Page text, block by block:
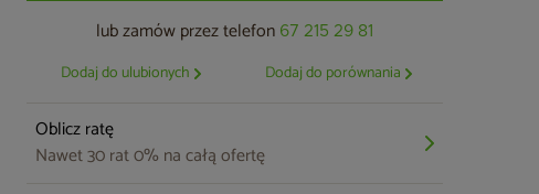
lub zamów przez telefon 67 215 29 81
Dodaj do ulubionych Dodaj do porównania
Oblicz ratę
Nawet 30 rat 0% na całą ofertę